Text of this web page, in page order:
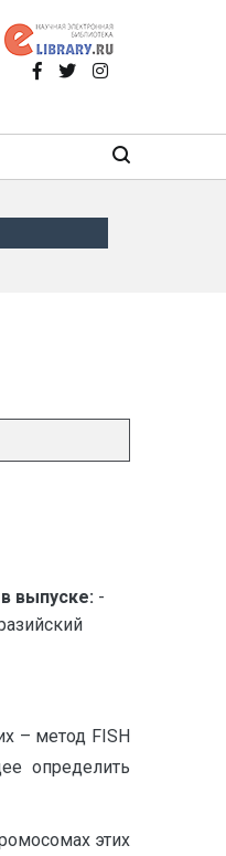
научном
выпуске: -
– метод FISH
определить
этих